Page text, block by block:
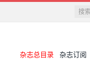
杂志总目录 杂志订阅